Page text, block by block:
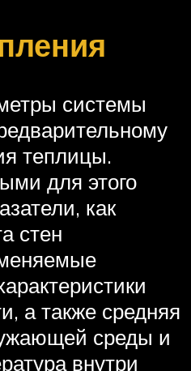
системы
теплицы.
для этого
как
стен
а также средняя
среды и
внутри